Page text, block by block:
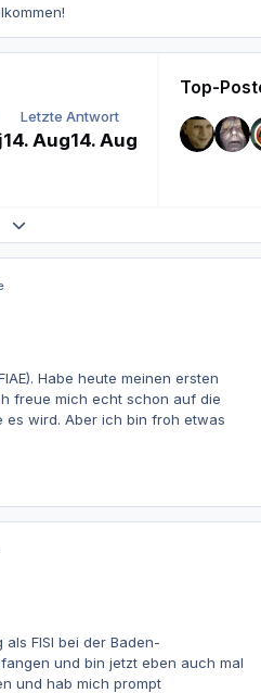
Letzte Antwort
14. Aug14. Aug
Top-
Themenübersicht erweitern
Habe heute meinen ersten
freue mich echt schon auf die
es wird. Aber ich bin froh etwas
FISI bei der Baden-
und bin jetzt eben auch mal
und hab mich prompt